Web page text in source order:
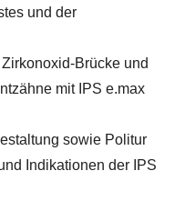
und der
Brücke und
mit IPS e.max
sowie Politur
Indikationen der IPS